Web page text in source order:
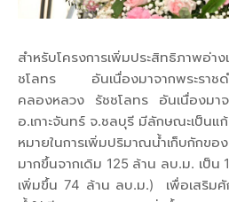
สำหรับโครงการเพิ่มประสิทธิภาพ
ชโลทร อันเนื่องมาจากพระรา
คลองหลวง รัชชโลทร อันเนื่องมา
อ.เกาะจันทร์ จ.ชลบุรี มีลักษณะเป็นแ
หมายในการเพิ่มปริมาณน้ำเก็บกักขอ
มากขึ้นจากเดิม 125 ล้าน ลบ.ม. เป็
เพิ่มขึ้น 74 ล้าน ลบ.ม.) เพื่อเสริมศั